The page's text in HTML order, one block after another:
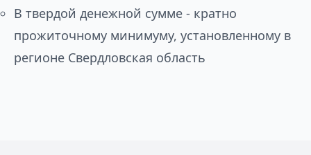
В твердой денежной сумме - кратно
прожиточному минимуму, установленному в
регионе Свердловская область